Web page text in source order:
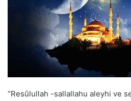
“Resûlullah -sallallahu aleyhi ve